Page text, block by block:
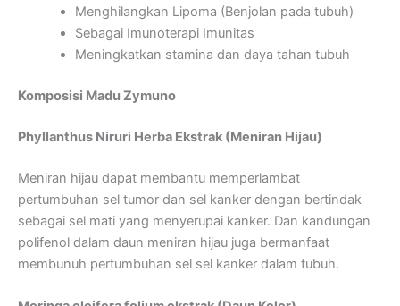
Menghilangkan Lipoma (Benjolan pada tubuh)
Sebagai Imunoterapi Imunitas
Meningkatkan stamina dan daya tahan tubuh
Komposisi Madu Zymuno
Phyllanthus Niruri Herba Ekstrak (Meniran Hijau)
Meniran hijau dapat membantu memperlambat
pertumbuhan sel tumor dan sel kanker dengan bertindak
sebagai sel mati yang menyerupai kanker. Dan kandungan
polifenol dalam daun meniran hijau juga bermanfaat
membunuh pertumbuhan sel sel kanker dalam tubuh.